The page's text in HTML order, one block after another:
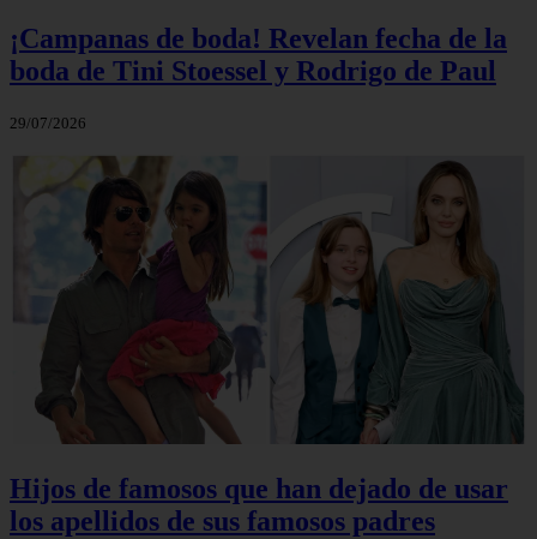
¡Campanas de boda! Revelan fecha de la
boda de Tini Stoessel y Rodrigo de Paul
29/07/2026
Hijos de famosos que han dejado de usar
los apellidos de sus famosos padres